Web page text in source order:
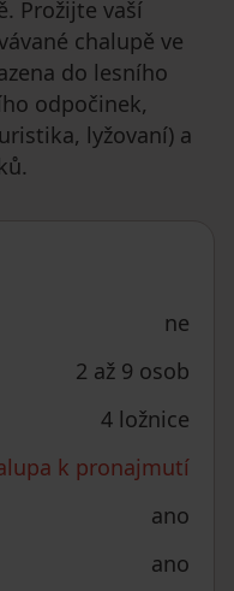
Prožijte vaší
chalupě ve
do lesního
odpočinek,
lyžovaní) a
ne
2 až 9 osob
4 ložnice
k pronajmutí
ano
ano